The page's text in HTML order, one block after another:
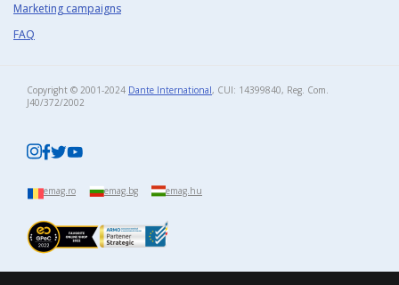
Marketing campaigns
FAQ
Copyright © 2001-2024 Dante International, CUI: 14399840, Reg. Com.
J40/372/2002​
emag.ro emag.bg emag.hu